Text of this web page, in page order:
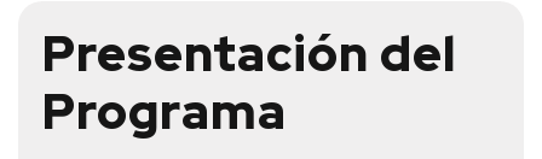
Presentación del
Programa